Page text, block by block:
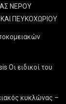
ΝΕΡΟΥ
ΠΕΥΚΟΧΩΡΙΟΥ
Οι ειδικοί του
κυκλώνας –